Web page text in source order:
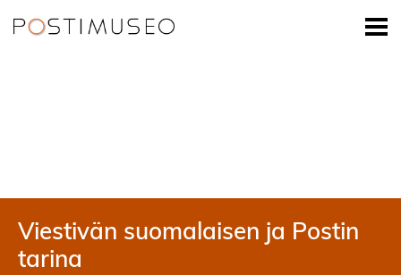
Viestivän suomalaisen ja Postin
tarina